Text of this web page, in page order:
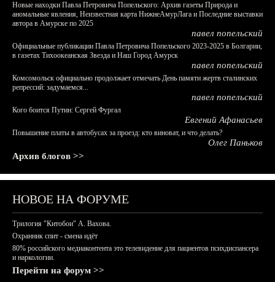
Новые находки Павла Петровича Попельского: Архив газеты Природа и
аномальные явления, Неизвестная карта НижнеАмурЛага и Последние выставки
автора в Амурске по 2025
павел попельский
Официальные публикации Павла Петровича Попельского 2023-2025 в Болгарии,
в газетах Тихоокеанская Звезда и Наш Город Амурск
павел попельский
Комсомольск официально продолжает отмечать День памяти жертв сталинских
репрессий: задумаемся...
павел попельский
Кого боится Путин: Сергей Фургал
Евгений Афанасьев
Повышение платы в автобусах за проезд: кто виноват, и что делать?
Олег Паньков
Архив блогов >>
НОВОЕ НА ФОРУМЕ
Трилогия "Китобои" А. Вахова.
Охранник спит - смена идёт
80% российского медиаконтента это телевидение для пациентов психдиспансера
и наркологии.
Перейти на форум >>